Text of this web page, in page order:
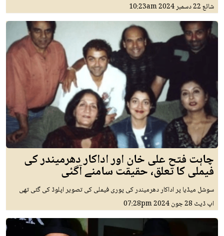
شائع22 دسمبر 2024 10:23am
چاہت فتح علی خان اور اداکار دھرمیندر کی
فیملی کا تعلق، حقیقت سامنے آگئی
سوشل میڈیا پر اداکار دھرمیندر کی پوری فیملی کی تصویر اپلوڈ کی گئی تھی
اپ ڈیٹ 28 جون 2024 07:28pm